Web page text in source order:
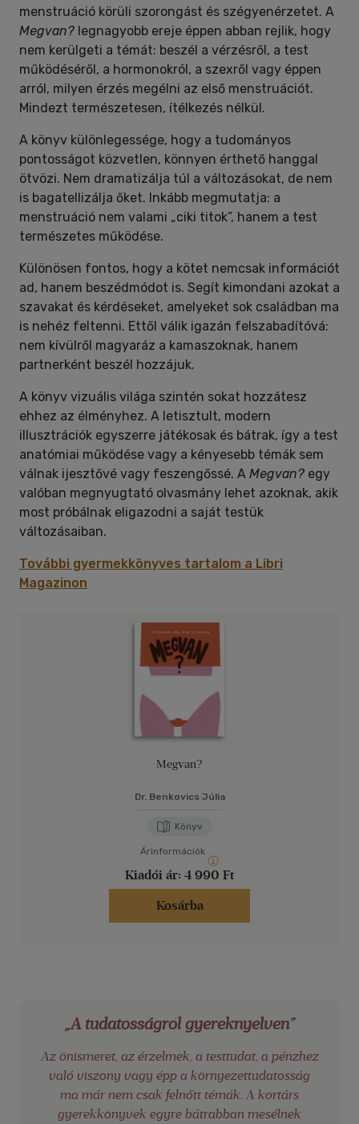
menstruáció körüli szorongást és szégyenérzetet. A
Megvan? legnagyobb ereje éppen abban rejlik, hogy
nem kerülgeti a témát: beszél a vérzésről, a test
működéséről, a hormonokról, a szexről vagy éppen
arról, milyen érzés megélni az első menstruációt.
Mindezt természetesen, ítélkezés nélkül.
A könyv különlegessége, hogy a tudományos
pontosságot közvetlen, könnyen érthető hanggal
ötvözi. Nem dramatizálja túl a változásokat, de nem
is bagatellizálja őket. Inkább megmutatja: a
menstruáció nem valami „ciki titok”, hanem a test
természetes működése.
Különösen fontos, hogy a kötet nemcsak információt
ad, hanem beszédmódot is. Segít kimondani azokat a
szavakat és kérdéseket, amelyeket sok családban ma
is nehéz feltenni. Ettől válik igazán felszabadítóvá:
nem kívülről magyaráz a kamaszoknak, hanem
partnerként beszél hozzájuk.
A könyv vizuális világa szintén sokat hozzátesz
ehhez az élményhez. A letisztult, modern
illusztrációk egyszerre játékosak és bátrak, így a test
anatómiai működése vagy a kényesebb témák sem
válnak ijesztővé vagy feszengőssé. A Megvan? egy
valóban megnyugtató olvasmány lehet azoknak, akik
most próbálnak eligazodni a saját testük
változásaiban.
További gyermekkönyves tartalom a Libri
Magazinon
Megvan?
Dr. Benkovics Júlia
Könyv
Árinformációk
Kiadói ár: 4 990 Ft
Kosárba
„A tudatosságról gyereknyelven”
Az önismeret, az érzelmek, a testtudat, a pénzhez
való viszony vagy épp a környezettudatosság
ma már nem csak felnőtt témák. A kortárs
gyerekkönyvek egyre bátrabban mesélnek